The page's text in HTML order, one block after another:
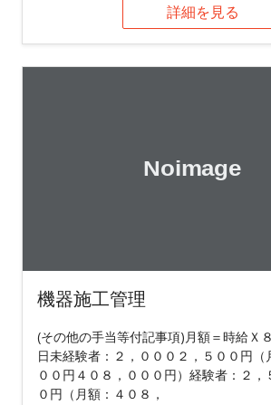
詳細を見る
機器施工管理
(その他の手当等付記事項)月額＝時給Ｘ
日未経験者：２，０００２，５００円（
００円４０８，０００円）経験者：２，
０円（月額：４０８，